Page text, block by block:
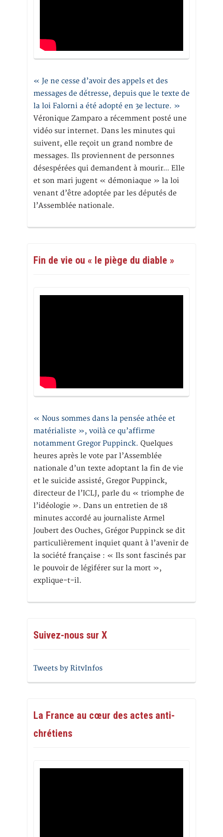
« Je ne cesse d’avoir des appels et des
messages de détresse, depuis que le texte de
la loi Falorni a été adopté en 3e lecture. »
Véronique Zamparo a récemment posté une
vidéo sur internet. Dans les minutes qui
suivent, elle reçoit un grand nombre de
messages. Ils proviennent de personnes
désespérées qui demandent à mourir… Elle
et son mari jugent « démoniaque » la loi
venant d’être adoptée par les députés de
l’Assemblée nationale.
Fin de vie ou « le piège du diable »
« Nous sommes dans la pensée athée et
matérialiste », voilà ce qu’affirme
notamment Gregor Puppinck. Quelques
heures après le vote par l’Assemblée
nationale d’un texte adoptant la fin de vie
et le suicide assisté, Gregor Puppinck,
directeur de l’ICLJ, parle du « triomphe de
l’idéologie ». Dans un entretien de 18
minutes accordé au journaliste Armel
Joubert des Ouches, Grégor Puppinck se dit
particulièrement inquiet quant à l’avenir de
la société française : « Ils sont fascinés par
le pouvoir de légiférer sur la mort »,
explique-t-il.
Suivez-nous sur X
Tweets by RitvInfos
La France au cœur des actes anti-
chrétiens